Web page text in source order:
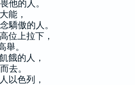
他的人。
能，
驕傲的人。
位上拉下，
舉。
餓的人，
去。
以色列 ，